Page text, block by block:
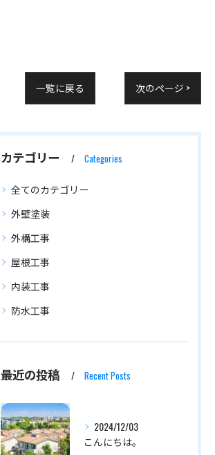
一覧に戻る 次のページ >
カテゴリー Categories
全てのカテゴリー
外壁塗装
外構工事
屋根工事
内装工事
防水工事
最近の投稿 Recent Posts
2024/12/03
こんにちは。